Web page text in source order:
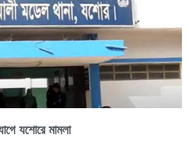
যশোরে মামলা